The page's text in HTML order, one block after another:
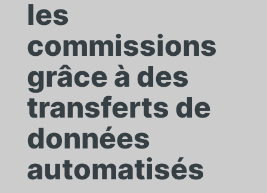
les
commissions
grâce à des
transferts de
données
automatisés